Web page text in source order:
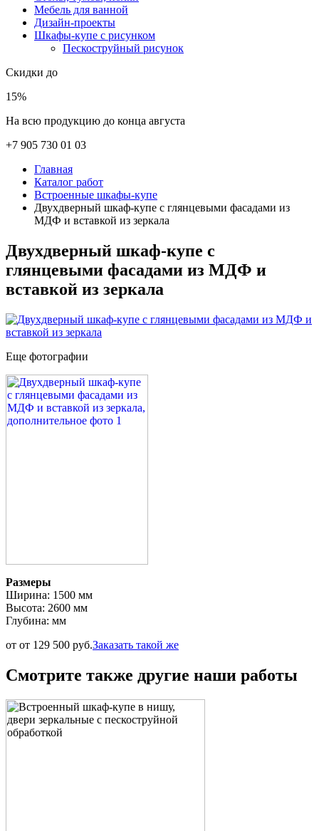
Мебель для ванной
Дизайн-проекты
Шкафы-купе с рисунком
Пескоструйный рисунок
Скидки до
15%
На всю продукцию до конца августа
+7 905 730 01 03
Главная
Каталог работ
Встроенные шкафы-купе
Двухдверный шкаф-купе с глянцевыми фасадами из
МДФ и вставкой из зеркала
Двухдверный шкаф-купе с
глянцевыми фасадами из МДФ и
вставкой из зеркала
Еще фотографии
Размеры
Ширина: 1500 мм
Высота: 2600 мм
Глубина: мм
от от 129 500 руб.Заказать такой же
Смотрите также другие наши работы